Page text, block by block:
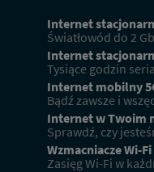
Internet
Światłowód do 2
Internet
Tysiące godzin
Internet mobilny
Bądź zawsze i
Internet w Twoim
Sprawdź, czy
Wzmacniacze Wi-Fi
Zasięg Wi-Fi w